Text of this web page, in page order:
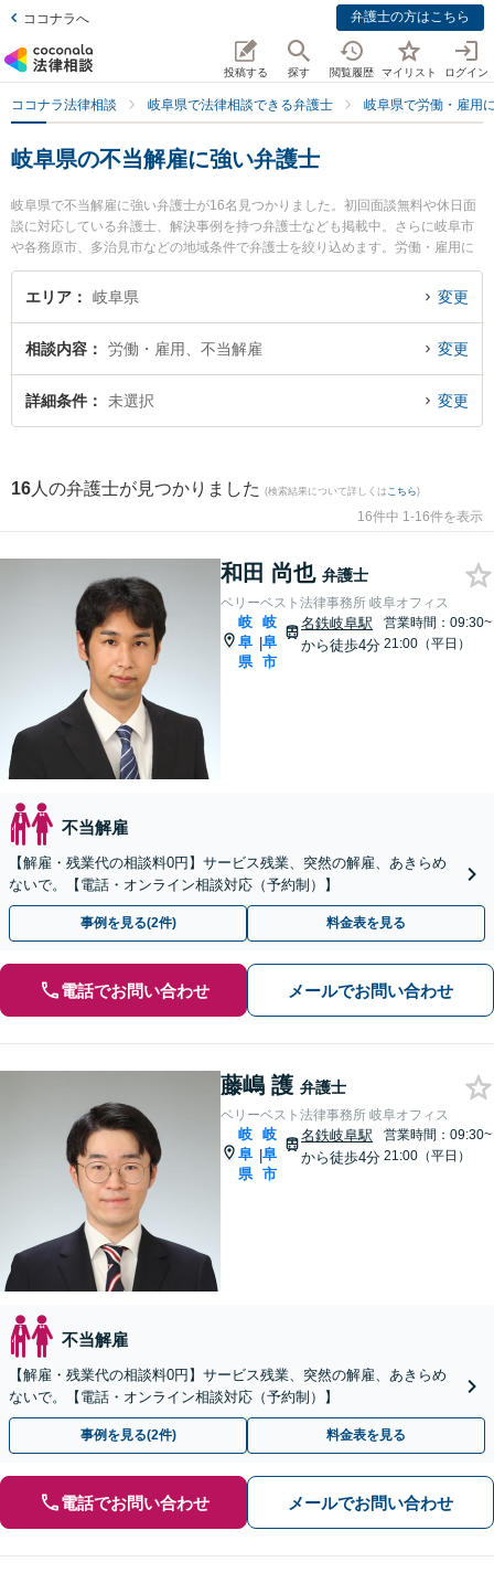
ココナラへ 弁護士の方はこちら
投稿する 探す 閲覧履歴 マイリスト ログイン
ココナラ法律相談 岐阜県で法律相談できる弁護士 岐阜県で労働・雇用
岐阜県の不当解雇に強い弁護士
岐阜県で不当解雇に強い弁護士が16名見つかりました。初回面談無料や休日面
談に対応している弁護士、解決事例を持つ弁護士なども掲載中。さらに岐阜市
や各務原市、多治見市などの地域条件で弁護士を絞り込めます。労働・雇用に
関係する不当解雇や退職勧奨、内定取消等の細かな分野での絞り込み検索もで
き便利です。特にベリーベスト法律事務所 岐阜オフィスの和田 尚也弁護士やベ
す。『岐阜県で土日や夜間に発生した不当解雇のトラブルを今すぐに弁護士に
相談したい』『不当解雇のトラブル解決の実績豊富な近くの弁護士を検索した
い』『初回相談無料で不当解雇を法律相談できる岐阜県内の弁護士に相談予約
エリア 岐阜県 変更
相談内容 労働・雇用、不当解雇 変更
詳細条件 未選択 変更
16 人の弁護士が見つかりました (検索結果について詳しくは こちら)
16件中 1-16件を表示
和田 尚也 弁護士
ベリーベスト法律事務所 岐阜オフィス
岐
阜
県
|
岐
阜
市
名鉄岐阜駅
から徒歩4分
営業時間：09:30~
21:00（平日）
不当解雇
【解雇・残業代の相談料0円】サービス残業、突然の解雇、あきらめ
ないで。【電話・オンライン相談対応（予約制）】
事例を見る(2件) 料金表を見る
電話でお問い合わせ メールでお問い合わせ
藤嶋 護 弁護士
ベリーベスト法律事務所 岐阜オフィス
岐
阜
県
|
岐
阜
市
名鉄岐阜駅
から徒歩4分
営業時間：09:30~
21:00（平日）
不当解雇
【解雇・残業代の相談料0円】サービス残業、突然の解雇、あきらめ
ないで。【電話・オンライン相談対応（予約制）】
事例を見る(2件) 料金表を見る
電話でお問い合わせ メールでお問い合わせ